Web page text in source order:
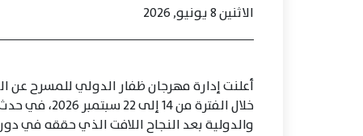
الاثنين 8 يونيو, 2026
أعلنت إدارة مهرجان ظفار الدولي للمسرح عن
خلال الفترة
والدولية بعد النجاح اللافت الذي حققه في